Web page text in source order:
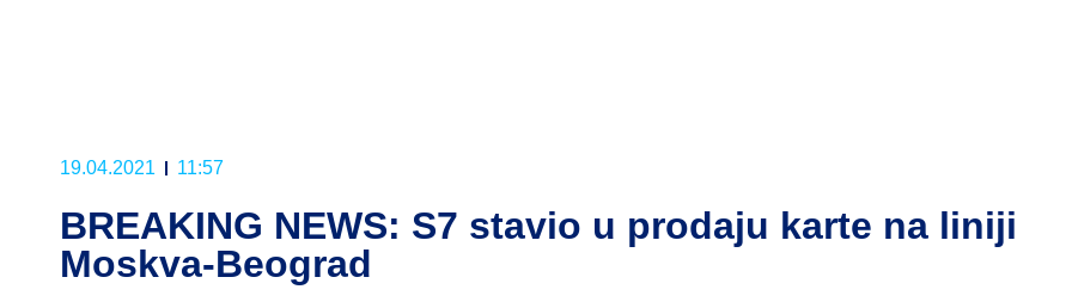
19.04.2021 11:57
BREAKING NEWS: S7 stavio u prodaju karte na liniji
Moskva-Beograd